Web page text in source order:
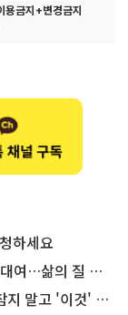
금지+변경금지
하세요
의 질 높인다
'이것' 해보세요!